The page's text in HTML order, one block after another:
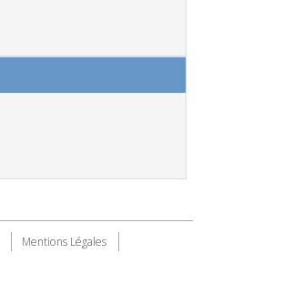
Mentions Légales